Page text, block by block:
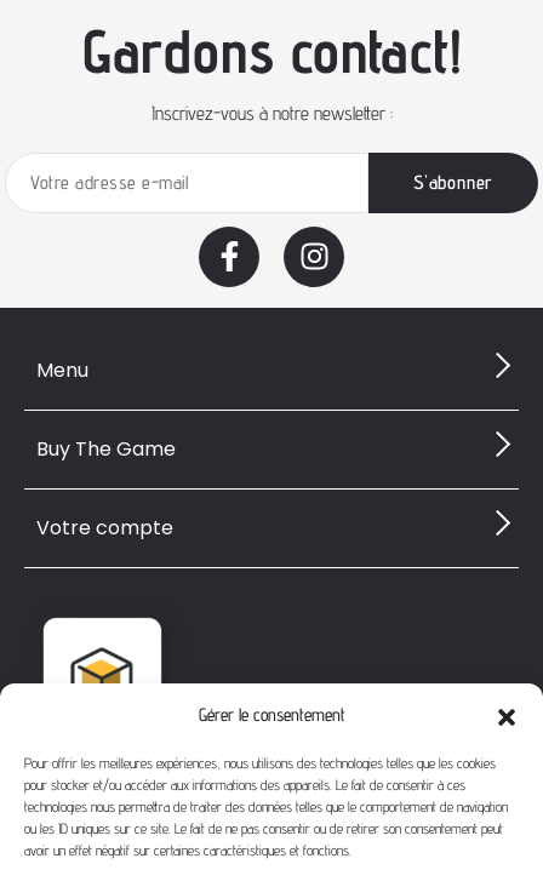
Gérer le consentement
Pour offrir les meilleures expériences, nous utilisons des technologies telles que les cookies
pour stocker et/ou accéder aux informations des appareils. Le fait de consentir à ces
technologies nous permettra de traiter des données telles que le comportement de navigation
ou les ID uniques sur ce site. Le fait de ne pas consentir ou de retirer son consentement peut
avoir un effet négatif sur certaines caractéristiques et fonctions.
Gardons contact!
Inscrivez-vous à notre newsletter :
1112 Bd Fernand Darchicourt
Menu
Buy The Game
Votre compte